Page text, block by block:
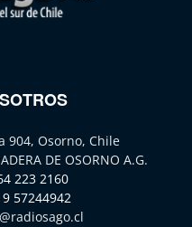
904, Osorno, Chile
DE OSORNO A.G.
223 2160
57244942